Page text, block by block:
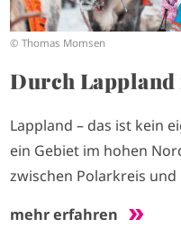
© Thomas Momsen
Durch
Lappland – das ist kein
ein Gebiet im hohen
zwischen Polarkreis
mehr erfahren